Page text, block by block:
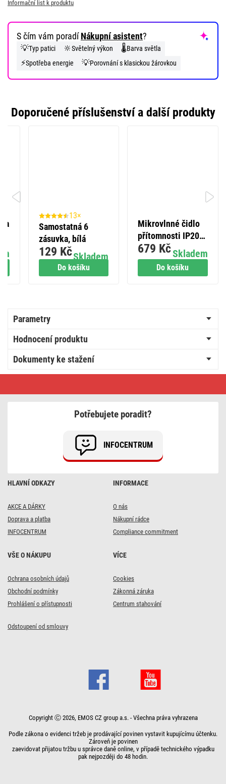
Informační list k produktu
S čím vám poradíNákupní asistent?
💡Typ patici 🔆Světelný výkon 🌡️Barva světla
⚡Spotřeba energie 💡Porovnání s klasickou žárovkou
Doporučené příslušenství a další produkty
Do košíku
13×
Samostatná 6
zásuvka, bílá
Skladem
129 Kč
Do košíku
Mikrovlnné čidlo
přítomnosti IP20
24GHZ 2000W bílé
Skladem
679 Kč
Parametry
Hodnocení produktu
Dokumenty ke stažení
Classic
bílá
HLAVNÍ ODKAZY
AKCE A DÁRKY
Doprava a platba
INFOCENTRUM
INFORMACE
O nás
Nákupní rádce
Compliance commitment
VŠE O NÁKUPU
Ochrana osobních údajů
Obchodní podmínky
Prohlášení o přístupnosti
VÍCE
Cookies
Zákonná záruka
Centrum stahování
Odstoupení od smlouvy
Potřebujete poradit?
INFOCENTRUM
Copyright Ⓒ 2026, EMOS CZ group a.s. - Všechna práva vyhrazena
Podle zákona o evidenci tržeb je prodávající povinen vystavit kupujícímu účtenku.
Zároveň je povinen
zaevidovat přijatou tržbu u správce daně online, v případě technického výpadku
pak nejpozději do 48 hodin.